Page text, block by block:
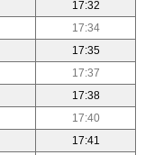
17:32
17:34
17:35
17:37
17:38
17:40
17:41